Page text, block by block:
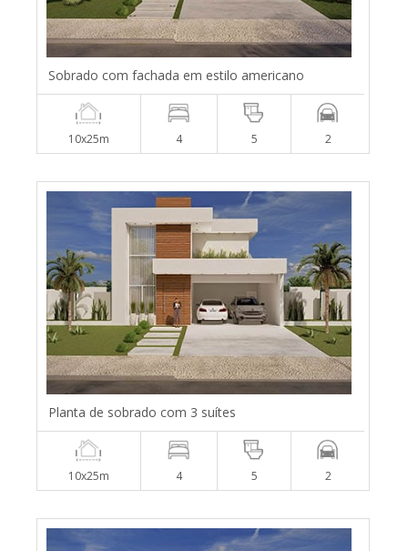
Sobrado com fachada em estilo americano
10x25m 4 5 2
Planta de sobrado com 3 suítes
10x25m 4 5 2